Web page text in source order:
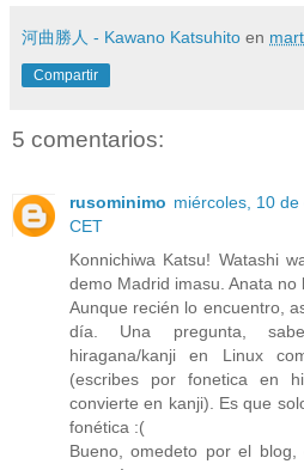
河曲勝人 - Kawano Katsuhito en
Compartir
5 comentarios:
rusominimo miércoles, 10
CET
Konnichiwa Katsu! Watashi
demo Madrid imasu. Anata no
Aunque recién lo encuentro,
día. Una pregunta,
hiragana/kanji en Linux
(escribes por fonetica en
convierte en kanji). Es que
fonética :(
Bueno, omedeto por el